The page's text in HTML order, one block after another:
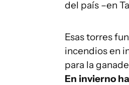
del país –en
Esas torres
incendios en
para la
En invierno